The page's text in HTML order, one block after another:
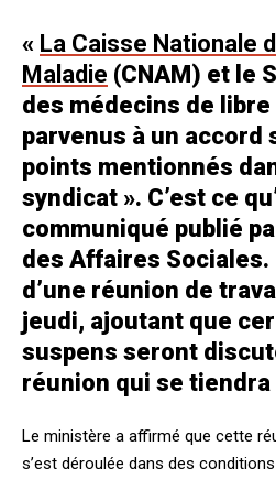
« La Caisse Nationale
Maladie (CNAM) et le
des médecins de
parvenus à un accord
points mentionnés
syndicat ». C’est ce
communiqué publié
des Affaires Sociales.
d’une réunion de
jeudi, ajoutant que
suspens seront
réunion qui se
Le ministère a affirmé que cette
s’est déroulée dans des